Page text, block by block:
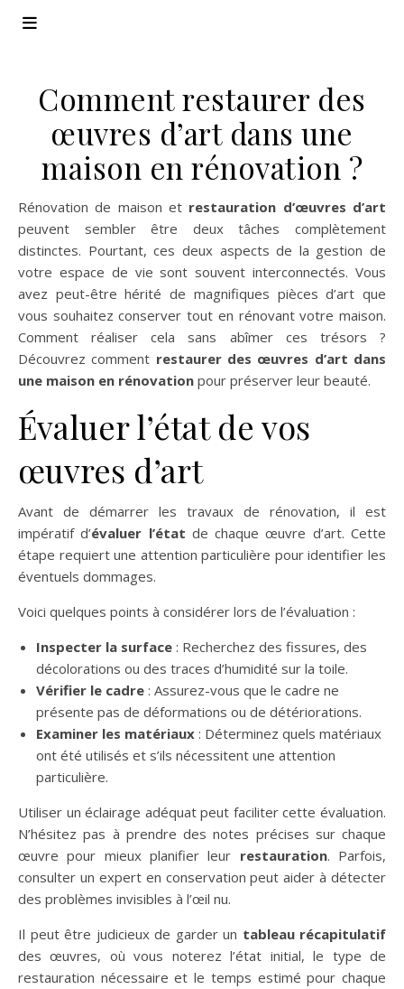
Comment restaurer des
œuvres d’art dans une
maison en rénovation ?
Rénovation de maison et restauration d’œuvres d’art
peuvent sembler être deux tâches complètement
distinctes. Pourtant, ces deux aspects de la gestion de
votre espace de vie sont souvent interconnectés. Vous
avez peut-être hérité de magnifiques pièces d’art que
vous souhaitez conserver tout en rénovant votre maison.
Comment réaliser cela sans abîmer ces trésors ?
Découvrez comment restaurer des œuvres d’art dans
une maison en rénovation pour préserver leur beauté.
Évaluer l’état de vos
œuvres d’art
Avant de démarrer les travaux de rénovation, il est
impératif d’évaluer l’état de chaque œuvre d’art. Cette
étape requiert une attention particulière pour identifier les
éventuels dommages.
Voici quelques points à considérer lors de l’évaluation :
Inspecter la surface : Recherchez des fissures, des
décolorations ou des traces d’humidité sur la toile.
Vérifier le cadre : Assurez-vous que le cadre ne
présente pas de déformations ou de détériorations.
Examiner les matériaux : Déterminez quels matériaux
ont été utilisés et s’ils nécessitent une attention
particulière.
Utiliser un éclairage adéquat peut faciliter cette évaluation.
N’hésitez pas à prendre des notes précises sur chaque
œuvre pour mieux planifier leur restauration. Parfois,
consulter un expert en conservation peut aider à détecter
des problèmes invisibles à l’œil nu.
Il peut être judicieux de garder un tableau récapitulatif
des œuvres, où vous noterez l’état initial, le type de
restauration nécessaire et le temps estimé pour chaque